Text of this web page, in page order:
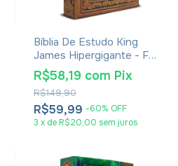
Bíblia De Estudo King
James Hipergigante - Full
Color - Capa Dura
Vintage
R$59,99 -60% OFF
R$149,90
R$58,19 com Pix
3 x de R$20,00 sem juros